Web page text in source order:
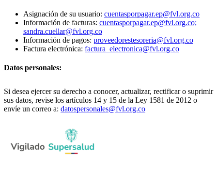
Asignación de su usuario: cuentasporpagar.ep@fvl.org.co
Información de facturas: cuentasporpagar.ep@fvl.org.co;
sandra.cuellar@fvl.org.co
Información de pagos: proveedorestesoreria@fvl.org.co
Factura electrónica: factura_electronica@fvl.org.co
Datos personales:
Si desea ejercer su derecho a conocer, actualizar, rectificar o suprimir
sus datos, revise los artículos 14 y 15 de la Ley 1581 de 2012 o
envíe un correo a: datospersonales@fvl.org.co